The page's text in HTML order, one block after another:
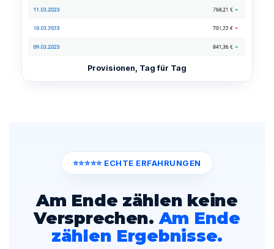
Provisionen, Tag für Tag
⭐⭐⭐⭐⭐ ECHTE ERFAHRUNGEN
Am Ende zählen keine
Versprechen.Am Ende
zählen Ergebnisse.